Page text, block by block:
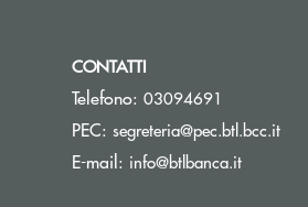
CONTATTI
Telefono: 03094691
PEC: segreteria@pec.btl.bcc.it(si
E-mail: info@btlbanca.it(si apre